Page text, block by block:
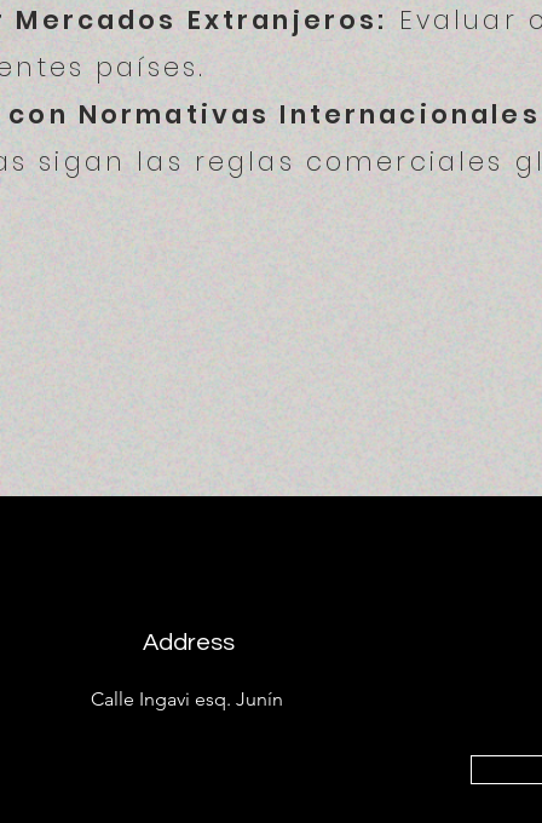
Mercados Extranjeros:Evaluar
países.
con Normativas
sigan las reglas comerciales
Address
Calle Ingavi esq. Junín